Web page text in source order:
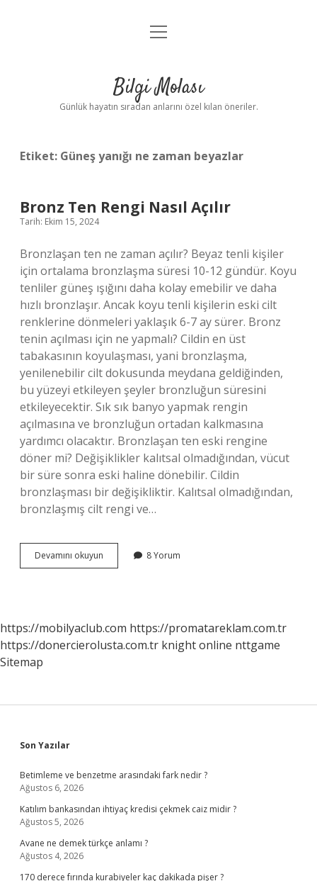
Anasayfa
Yasal Uyarı
menüyü
Bilgi Molası
Günlük hayatın sıradan anlarını özel kılan öneriler.
Etiket: Güneş yanığı ne zaman beyazlar
Bronz Ten Rengi Nasıl Açılır
Tarih: Ekim 15, 2024
Bronzlaşan ten ne zaman açılır? Beyaz tenli kişiler
için ortalama bronzlaşma süresi 10-12 gündür. Koyu
tenliler güneş ışığını daha kolay emebilir ve daha
hızlı bronzlaşır. Ancak koyu tenli kişilerin eski cilt
renklerine dönmeleri yaklaşık 6-7 ay sürer. Bronz
tenin açılması için ne yapmalı? Cildin en üst
tabakasının koyulaşması, yani bronzlaşma,
yenilenebilir cilt dokusunda meydana geldiğinden,
bu yüzeyi etkileyen şeyler bronzluğun süresini
etkileyecektir. Sık sık banyo yapmak rengin
açılmasına ve bronzluğun ortadan kalkmasına
yardımcı olacaktır. Bronzlaşan ten eski rengine
döner mi? Değişiklikler kalıtsal olmadığından, vücut
bir süre sonra eski haline dönebilir. Cildin
bronzlaşması bir değişikliktir. Kalıtsal olmadığından,
bronzlaşmış cilt rengi ve…
Devamını okuyun
Ten
8 Yorum
https://mobilyaclub.com https://promatareklam.com.tr
https://donercierolusta.com.tr knight online nttgame
Sitemap
Sidebar
Son Yazılar
Betimleme ve benzetme arasındaki fark nedir ?
Ağustos 6, 2026
Katılım bankasından ihtiyaç kredisi çekmek caiz midir ?
Ağustos 5, 2026
Avane ne demek türkçe anlamı ?
Ağustos 4, 2026
170 derece fırında kurabiyeler kaç dakikada pişer ?